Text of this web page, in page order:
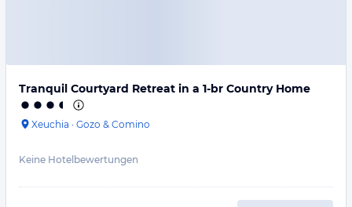
Tranquil Courtyard Retreat in a 1-br Country Home
Xeuchia · Gozo & Comino
Keine Hotelbewertungen